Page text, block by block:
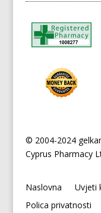
© 2004-2024
Cyprus Pharmacy
Naslovna
Uvjeti
Polica privatnosti